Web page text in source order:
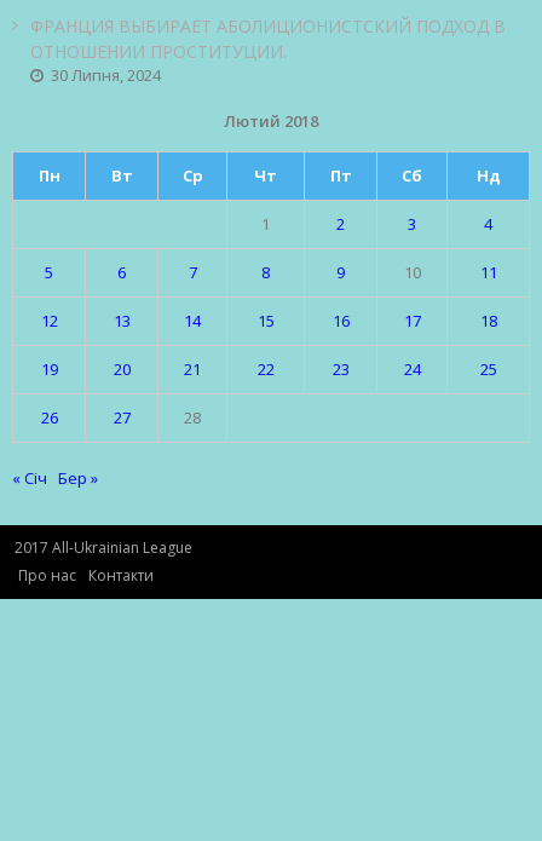
ФРАНЦИЯ ВЫБИРАЕТ АБОЛИЦИОНИСТСКИЙ ПОДХОД В
ОТНОШЕНИИ ПРОСТИТУЦИИ.
30 Липня, 2024
Лютий 2018
Пн Вт Ср Чт Пт Сб Нд
1 2 3 4
5 6 7 8 9 10 11
12 13 14 15 16 17 18
19 20 21 22 23 24 25
26 27 28
« Січ Бер »
2017 All-Ukrainian League
Про нас
Контакти